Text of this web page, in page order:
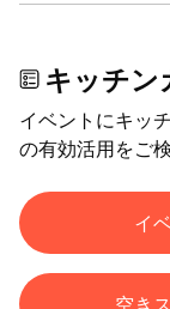
キッチン
イベントにキッ
の有効活用をご
イ